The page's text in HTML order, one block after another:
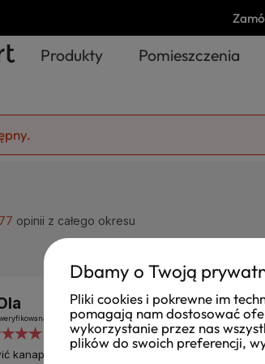
Produkty Pomieszczenia
opinii z całego okresu
kanapę ze sklepu
Przesyłkę
Dbamy o Twoją
Pliki cookies i pokrewne im
pomagają nam dostosować
wykorzystanie przez nas
plików do swoich preferencji,